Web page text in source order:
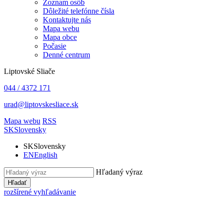
Zoznam osôb
Dôležité telefónne čísla
Kontaktujte nás
Mapa webu
Mapa obce
Počasie
Denné centrum
Liptovské Sliače
044 / 4372 171
urad@liptovskesliace.sk
Mapa webu RSS
SKSlovensky
SKSlovensky
ENEnglish
Hľadaný výraz
Hľadať
rozšírené vyhľadávanie